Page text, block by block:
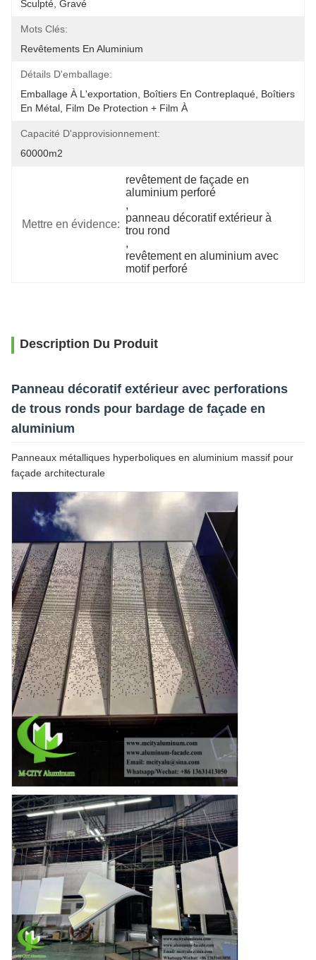
Sculpté, Gravé
Mots Clés:
Revêtements En Aluminium
Détails D'emballage:
Emballage À L'exportation, Boîtiers En Contreplaqué, Boîtiers
En Métal, Film De Protection + Film À
Capacité D'approvisionnement:
60000m2
Mettre en évidence:
revêtement de façade en
aluminium perforé
,
panneau décoratif extérieur à
trou rond
,
revêtement en aluminium avec
motif perforé
Description Du Produit
Panneau décoratif extérieur avec perforations
de trous ronds pour bardage de façade en
aluminium
Panneaux métalliques hyperboliques en aluminium massif pour
façade architecturale